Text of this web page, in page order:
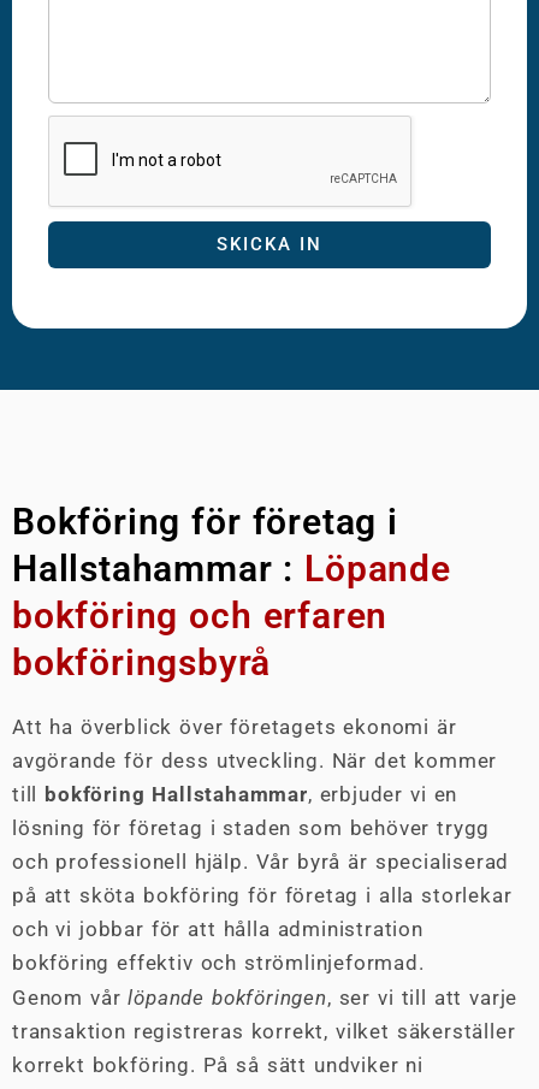
SKICKA IN
Bokföring för företag i
Hallstahammar : Löpande
bokföring och erfaren
bokföringsbyrå
Att ha överblick över företagets ekonomi är
avgörande för dess utveckling. När det kommer
till
bokföring Hallstahammar, erbjuder vi en
lösning för företag i staden som behöver trygg
och professionell hjälp. Vår byrå är specialiserad
på att sköta bokföring för företag i alla storlekar
och vi jobbar för att hålla administration
bokföring effektiv och strömlinjeformad.
Genom vårlöpande bokföringen, ser vi till att varje
transaktion registreras korrekt, vilket säkerställer
korrekt bokföring. På så sätt undviker ni